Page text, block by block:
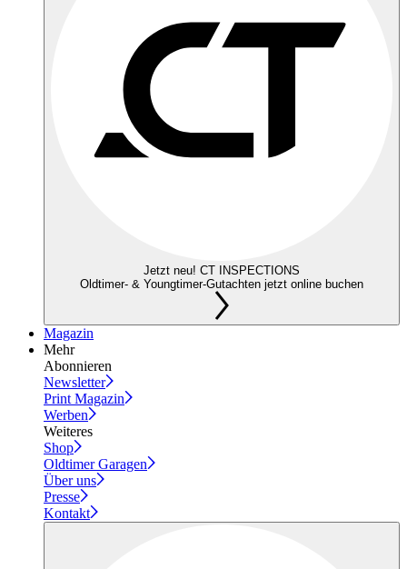
Jetzt neu! CT INSPECTIONS
Oldtimer- & Youngtimer-Gutachten jetzt online buchen
Magazin
Mehr
Abonnieren
Newsletter
Print Magazin
Werben
Weiteres
Shop
Oldtimer Garagen
Über uns
Presse
Kontakt